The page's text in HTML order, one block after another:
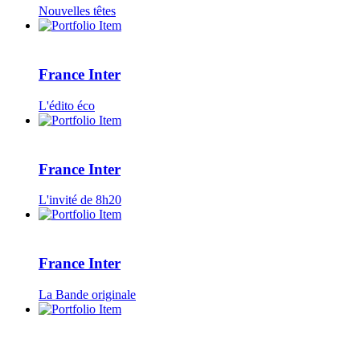
Nouvelles têtes
France Inter
L'édito éco
France Inter
L'invité de 8h20
France Inter
La Bande originale